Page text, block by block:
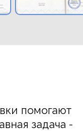
помогают
задача -